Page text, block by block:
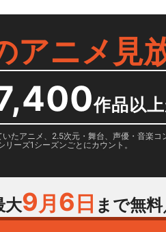
アニメ見
作品以
たアニメ、2.5次元・舞台、声優・音楽
ーズ1シーズンごとにカウント。
大9月 6 日 まで無料